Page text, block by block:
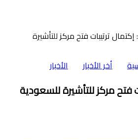
ترتيبات فتح مركز للتأشيرة
أخر الأخبار الأخبار
فتح مركز للتأشيرة للسعودية